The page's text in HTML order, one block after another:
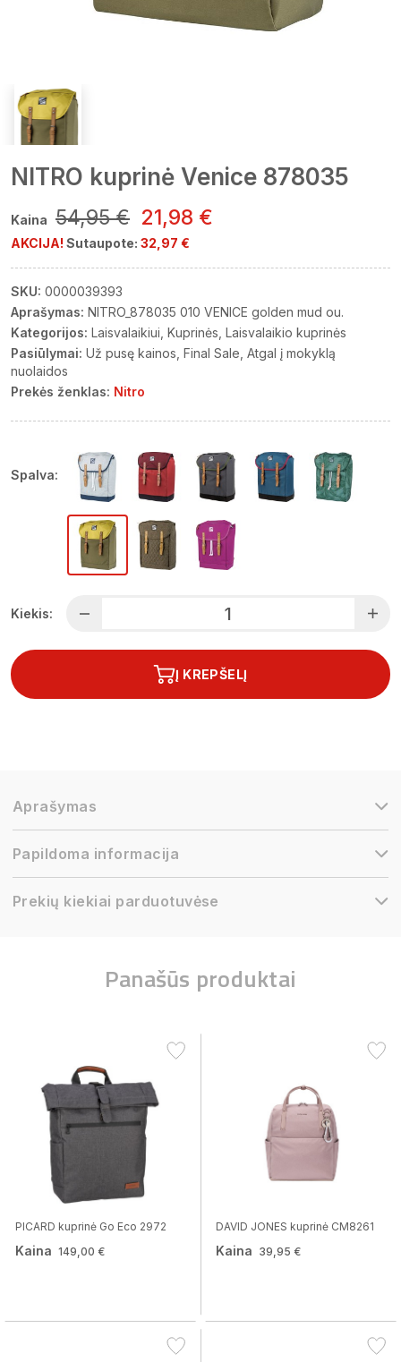
NITRO kuprinė Venice 878035
Kaina 54,95 € 21,98 €
AKCIJA! Sutaupote: 32,97 €
SKU: 0000039393
Aprašymas: NITRO_878035 010 VENICE golden mud ou.
Kategorijos: Laisvalaikiui Kuprinės Laisvalaikio kuprinės
Pasiūlymai: Už pusę kainos Final Sale Atgal į mokyklą
nuolaidos
Prekės ženklas: Nitro
Spalva:
Kiekis:
Į KREPŠELĮ
Aprašymas
Papildoma informacija
Prekių kiekiai parduotuvėse
Panašūs produktai
PICARD kuprinė Go Eco 2972
Kaina 149,00 €
DAVID JONES kuprinė CM8261
Kaina 39,95 €